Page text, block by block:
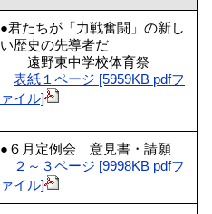
●君たちが「力戦奮闘」の新し
い歴史の先導者だ
遠野東中学校体育祭
表紙１ページ [5959KB pdfフ
ァイル]
●６月定例会 意見書・請願
２～３ページ [9998KB pdfフ
ァイル]